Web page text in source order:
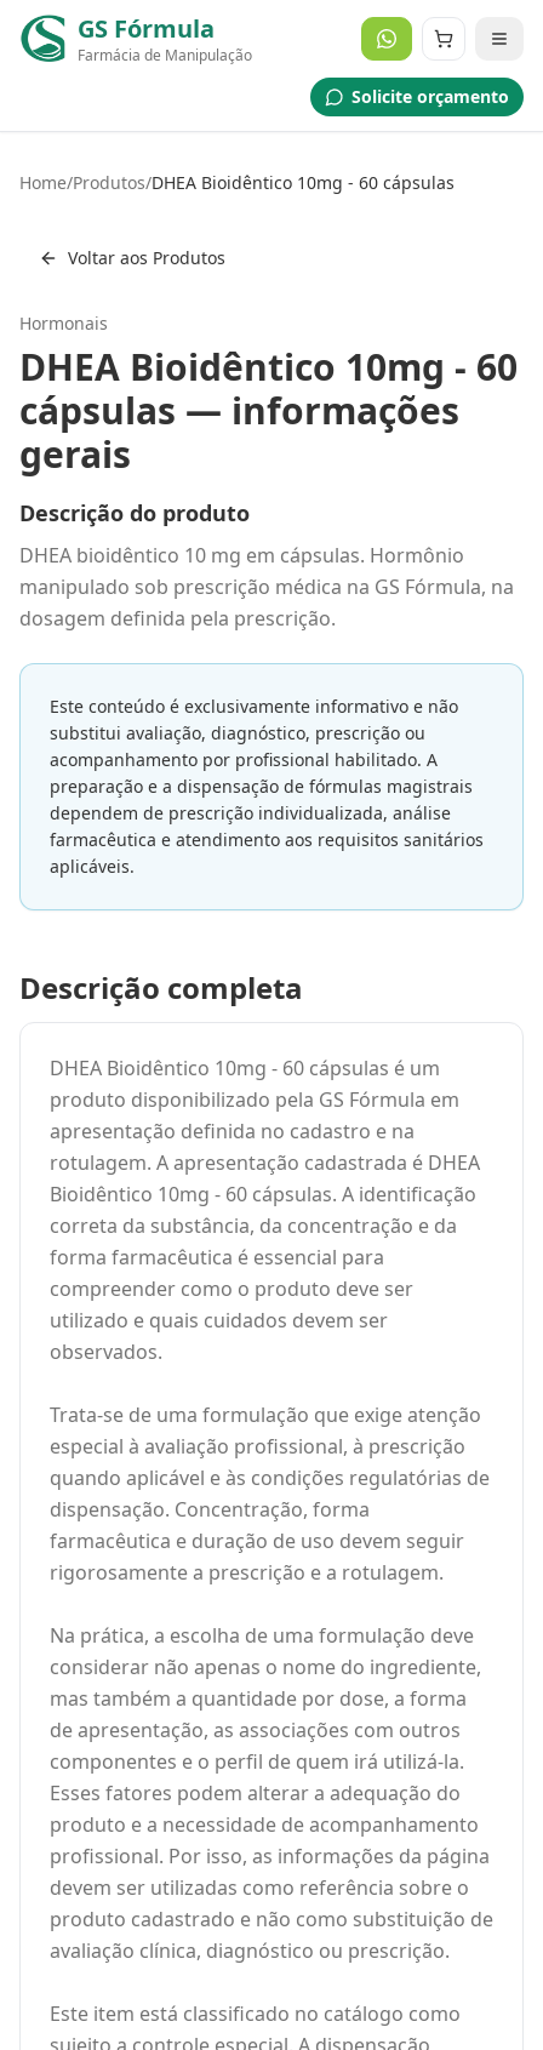
GS Fórmula
Farmácia de Manipulação
Solicite orçamento
Home/Produtos/DHEA Bioidêntico 10mg - 60 cápsulas
Voltar aos Produtos
Hormonais
DHEA Bioidêntico 10mg - 60
cápsulas — informações
gerais
Descrição do produto
DHEA bioidêntico 10 mg em cápsulas. Hormônio
manipulado sob prescrição médica na GS Fórmula, na
dosagem definida pela prescrição.
Este conteúdo é exclusivamente informativo e não
substitui avaliação, diagnóstico, prescrição ou
acompanhamento por profissional habilitado. A
preparação e a dispensação de fórmulas magistrais
dependem de prescrição individualizada, análise
farmacêutica e atendimento aos requisitos sanitários
aplicáveis.
Descrição completa
DHEA Bioidêntico 10mg - 60 cápsulas é um
produto disponibilizado pela GS Fórmula em
apresentação definida no cadastro e na
rotulagem. A apresentação cadastrada é DHEA
Bioidêntico 10mg - 60 cápsulas. A identificação
correta da substância, da concentração e da
forma farmacêutica é essencial para
compreender como o produto deve ser
utilizado e quais cuidados devem ser
observados.
Trata-se de uma formulação que exige atenção
especial à avaliação profissional, à prescrição
quando aplicável e às condições regulatórias de
dispensação. Concentração, forma
farmacêutica e duração de uso devem seguir
rigorosamente a prescrição e a rotulagem.
Na prática, a escolha de uma formulação deve
considerar não apenas o nome do ingrediente,
mas também a quantidade por dose, a forma
de apresentação, as associações com outros
componentes e o perfil de quem irá utilizá-la.
Esses fatores podem alterar a adequação do
produto e a necessidade de acompanhamento
profissional. Por isso, as informações da página
devem ser utilizadas como referência sobre o
produto cadastrado e não como substituição de
avaliação clínica, diagnóstico ou prescrição.
Este item está classificado no catálogo como